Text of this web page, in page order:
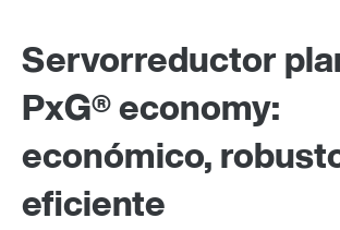
Servorreductor
PxG® economy:
económico,
eficiente